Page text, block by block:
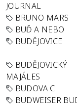
JOURNAL
BRUNO MARS
BUĎ A NEBO
BUDĚJOVICE
BUDĚJOVICKÝ
MAJÁLES
BUDOVA C
BUDWEISER